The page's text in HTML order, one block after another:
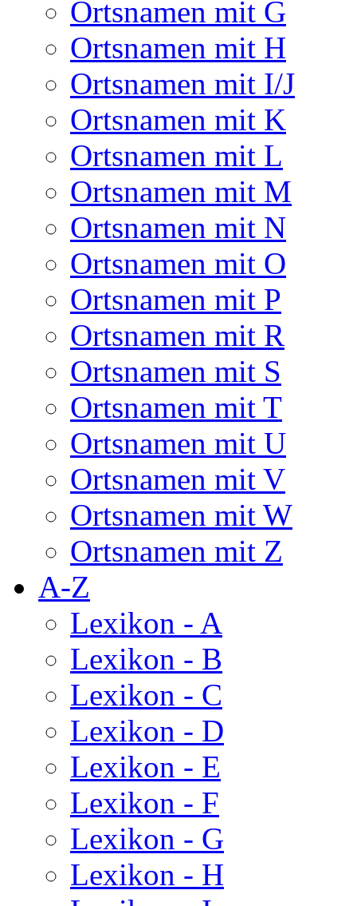
Ortsnamen mit G
Ortsnamen mit H
Ortsnamen mit I/J
Ortsnamen mit K
Ortsnamen mit L
Ortsnamen mit M
Ortsnamen mit N
Ortsnamen mit O
Ortsnamen mit P
Ortsnamen mit R
Ortsnamen mit S
Ortsnamen mit T
Ortsnamen mit U
Ortsnamen mit V
Ortsnamen mit W
Ortsnamen mit Z
A-Z
Lexikon - A
Lexikon - B
Lexikon - C
Lexikon - D
Lexikon - E
Lexikon - F
Lexikon - G
Lexikon - H